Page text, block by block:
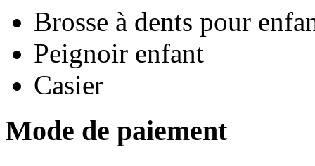
Brosse à dents pour
Peignoir enfant
Casier
Mode de paiement